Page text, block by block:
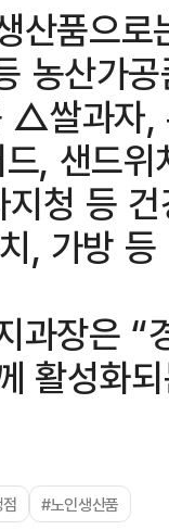
산품으
농산가
△쌀과자,
, 샌드
청 등
, 가방
과장은
활성화
#노인생산품